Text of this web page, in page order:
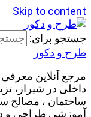
Skip to content
جستجو برای:
طرح و دکور
مرجع آنلاین
داخلی در شیراز،
ساختمان ، مصالح
آموزشی طراحی و